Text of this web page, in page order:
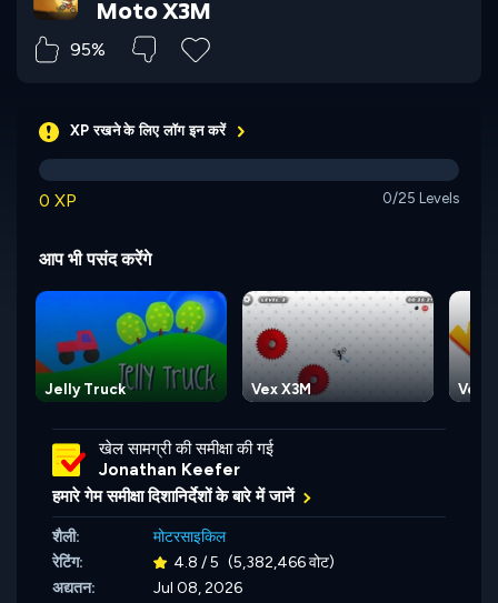
Moto X3M
95%
XP रखने के लिए लॉग इन करें
0 XP 0/25 Levels
आप भी पसंद करेंगे
Jelly Truck Vex X3M Vex
खेल सामग्री की समीक्षा की गई
Jonathan Keefer
हमारे गेम समीक्षा दिशानिर्देशों के बारे में जानें
शैली:
मोटरसाइकिल
रेटिंग:
4.8 / 5 (5,382,466 वोट)
अद्यतन:
Jul 08, 2026